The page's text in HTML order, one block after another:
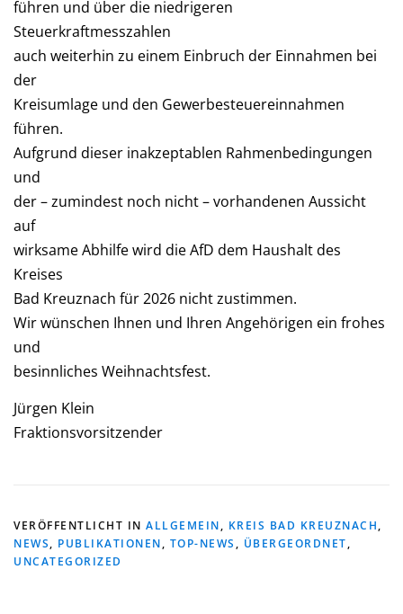
führen und über die niedrigeren
Steuerkraftmesszahlen
auch weiterhin zu einem Einbruch der Einnahmen bei
der
Kreisumlage und den Gewerbesteuereinnahmen
führen.
Aufgrund dieser inakzeptablen Rahmenbedingungen
und
der – zumindest noch nicht – vorhandenen Aussicht
auf
wirksame Abhilfe wird die AfD dem Haushalt des
Kreises
Bad Kreuznach für 2026 nicht zustimmen.
Wir wünschen Ihnen und Ihren Angehörigen ein frohes
und
besinnliches Weihnachtsfest.
Jürgen Klein
Fraktionsvorsitzender
VERÖFFENTLICHT IN ALLGEMEIN, KREIS BAD KREUZNACH,
NEWS, PUBLIKATIONEN, TOP-NEWS , ÜBERGEORDNET,
UNCATEGORIZED